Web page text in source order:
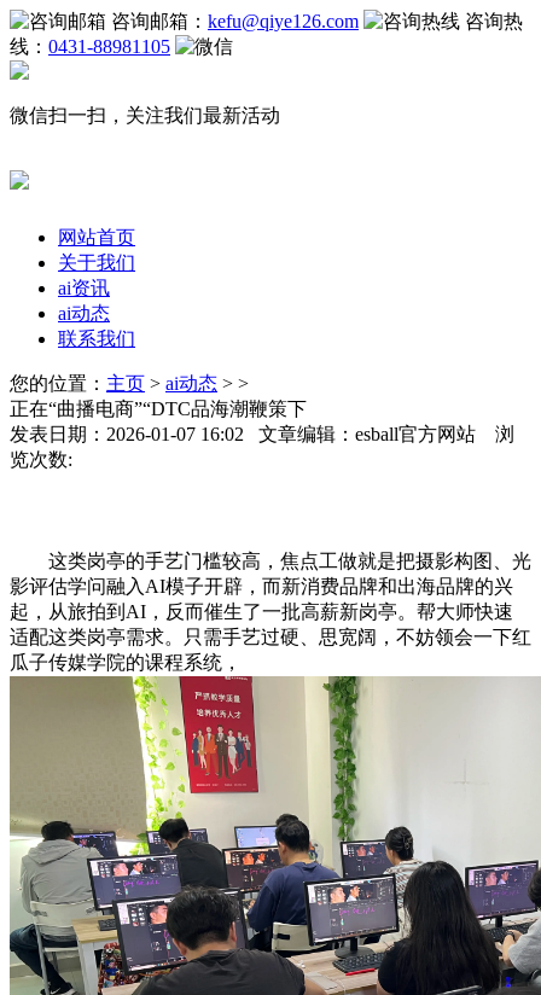
咨询邮箱： kefu@qiye126.com
咨询热
线： 0431-88981105
微信扫一扫，关注我们最新活动
网站首页
关于我们
ai资讯
ai动态
联系我们
您的位置： 主页 > ai动态 > >
正在“曲播电商”“DTC品海潮鞭策下
发表日期：2026-01-07 16:02 文章编辑：esball官方网站 浏
览次数:
这类岗亭的手艺门槛较高，焦点工做就是把摄影构图、光
影评估学问融入AI模子开辟，而新消费品牌和出海品牌的兴
起，从旅拍到AI，反而催生了一批高薪新岗亭。帮大师快速
适配这类岗亭需求。只需手艺过硬、思宽阔，不妨领会一下红
瓜子传媒学院的课程系统，